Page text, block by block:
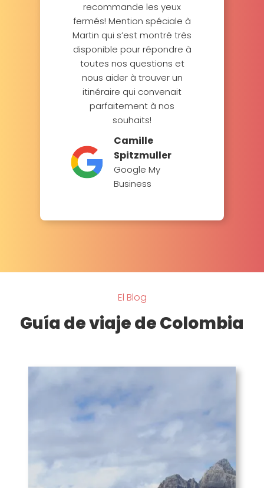
recommande les yeux
fermés! Mention spéciale à
Martin qui s’est montré très
disponible pour répondre à
toutes nos questions et
nous aider à trouver un
itinéraire qui convenait
parfaitement à nos
souhaits!
Camille
Spitzmuller
Google My
Business
El Blog
Guía de viaje de Colombia